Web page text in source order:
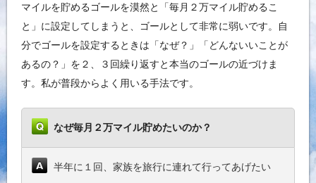
マイルを貯めるゴールを漠然と「毎月２万マイル貯めるこ
と」に設定してしまうと、ゴールとして非常に弱いです。自
分でゴールを設定するときは「なぜ？」「どんないいことが
あるの？」を２、３回繰り返すと本当のゴールの近づけま
す。私が普段からよく用いる手法です。
なぜ毎月２万マイル貯めたいのか？
半年に１回、家族を旅行に連れて行ってあげたい